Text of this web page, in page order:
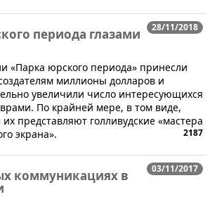
28/11/2018
периода глазами
«Парка юрского периода» принесли
миллионы долларов и
увеличили число интересующихся
По крайней мере, в том виде,
представляют голливудские «мастера
экрана».
2187
03/11/2017
коммуникациях в